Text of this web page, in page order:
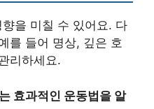
을 미칠 수 있어요. 다
를 들어 명상, 깊은 호
리하세요.
효과적인 운동법을 알